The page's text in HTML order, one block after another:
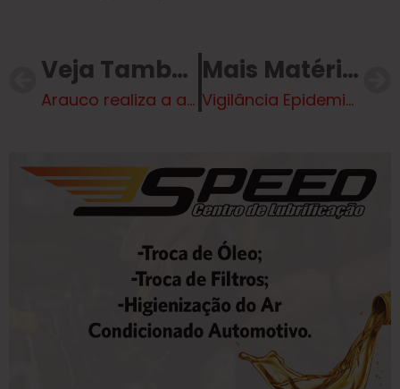
Veja Também
Arauco realiza a abertura oficial do Programa de Formação de Motoristas com foco em capacitação e desenvolvimento regional
Mais Matérias
Vigilância Epidemiológica de TL informa que foi confirmado um caso de doença meningocócica